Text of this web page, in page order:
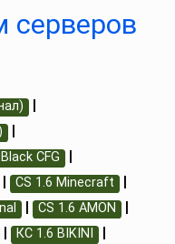
серверов
|
|
CFG |
| CS 1.6 Minecraft |
| CS 1.6 AMON |
| КС 1.6 BIKINI |